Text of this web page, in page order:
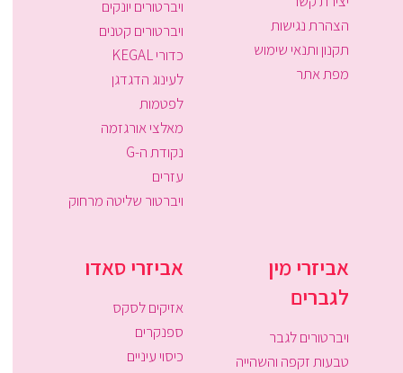
הצהרת נגישות
תקנון ותנאי שימוש
מפת אתר
ויברטורים יונקים
ויברטורים קטנים
כדורי KEGAL
לעינוג הדגדגן
לפטמות
מאלצי אורגזמה
נקודת ה-G
עזרים
ויברטור שליטה מרחוק
אביזרי מין
לגברים
ויברטורים לגבר
טבעות זקפה והשהייה
אביזרי סאדו
אזיקים לסקס
ספנקרים
כיסוי עיניים